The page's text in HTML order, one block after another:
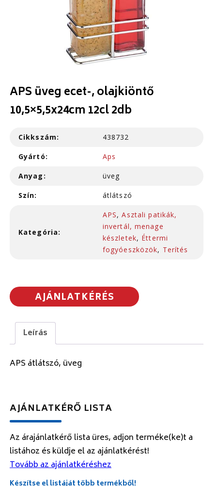
APS üveg ecet-, olajkiöntő
10,5×5,5x24cm 12cl 2db
Cikkszám: 438732
Gyártó: Aps
Anyag: üveg
Szín: átlátszó
Kategória:
APS,Asztali patikák,
invertál, menage
készletek, Éttermi
fogyóeszközök, Terítés
AJÁNLATKÉRÉS
Leírás
APS átlátszó, üveg
AJÁNLATKÉRŐ LISTA
Az árajánlatkérő lista üres, adjon terméke(ke)t a
listához és küldje el az ajánlatkérést!
Tovább az ajánlatkéréshez